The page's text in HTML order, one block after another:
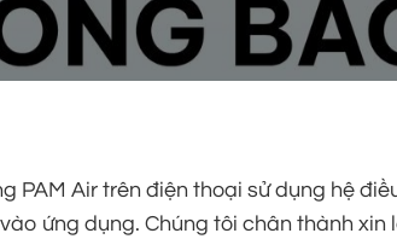
PAM Air trên điện thoại sử dụng hệ
ứng dụng. Chúng tôi chân thành xin